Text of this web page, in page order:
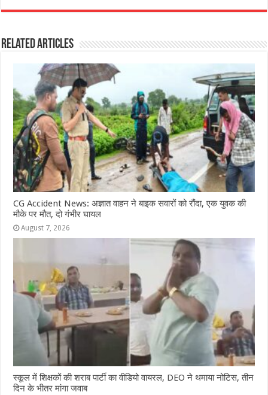
c
e
b
o
o
k
at
s
A
p
p
ss
n
g
e
r
itt
r
e
ra
ar
Related Articles
CG Accident News: अज्ञात वाहन ने बाइक सवारों को रौंदा, एक युवक की
मौके पर मौत, दो गंभीर घायल
August 7, 2026
स्कूल में शिक्षकों की शराब पार्टी का वीडियो वायरल, DEO ने थमाया नोटिस, तीन
दिन के भीतर मांगा जवाब